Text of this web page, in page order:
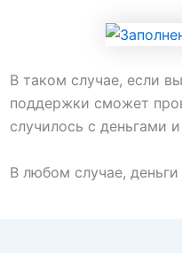
В таком случае, если
поддержки сможет
случилось с деньгами
В любом случае,